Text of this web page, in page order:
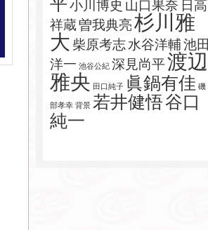
平小川博史 山口果奈 日高
祥蔵曽我典亮杉川雅
大 柴原考志水谷洋輔池田
洋一 池谷公紀 深見尚平渡辺
雅央 田口純子 眞鍋有佳 磯
部孝幸 背景 若井健悟谷口
純一